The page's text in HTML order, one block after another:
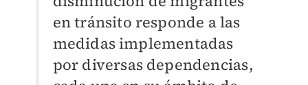
en tránsito responde a las
medidas implementadas
por diversas dependencias,